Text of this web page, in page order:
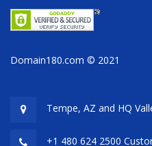
Domain180.com © 2021
Tempe, AZ and HQ
+1 480 624 2500